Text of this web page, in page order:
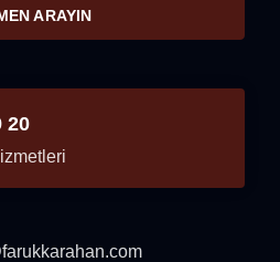
ARAYIN
20